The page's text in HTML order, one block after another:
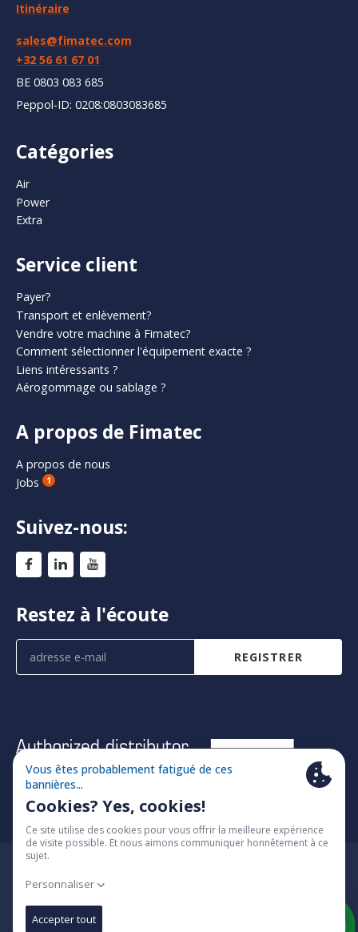
Itinéraire
sales@fimatec.com
+32 56 61 67 01
BE 0803 083 685
Peppol-ID: 0208:0803083685
Catégories
Air
Power
Extra
Service client
Payer?
Transport et enlèvement?
Vendre votre machine à Fimatec?
Comment sélectionner l'équipement exacte ?
Liens intéressants ?
Aérogommage ou sablage ?
A propos de Fimatec
A propos de nous
Jobs
1
Suivez-nous:
Restez à l'écoute
REGISTRER
© 2026 Fimatec
Cookie policy
Modifier les paramètres des cookies